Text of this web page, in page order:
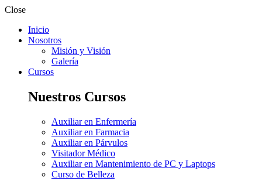
Close
Inicio
Nosotros
Misión y Visión
Galería
Cursos
Nuestros Cursos
Auxiliar en Enfermería
Auxiliar en Farmacia
Auxiliar en Párvulos
Visitador Médico
Auxiliar en Mantenimiento de PC y Laptops
Curso de Belleza